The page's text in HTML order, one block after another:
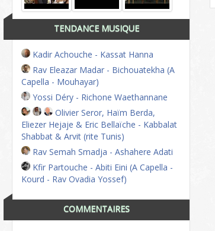
TENDANCE MUSIQUE
Kadir Achouche - Kassat Hanna
Rav Eleazar Madar - Bichouatekha (A
Capella - Mouhayar)
Yossi Déry - Richone Waethannane
Olivier Seror, Haïm Berda,
Eliezer Hejaje & Eric Bellaïche - Kabbalat
Shabbat & Arvit (rite Tunis)
Rav Semah Smadja - Ashahere Adati
Kfir Partouche - Abiti Eini (A Capella -
Kourd - Rav Ovadia Yossef)
COMMENTAIRES